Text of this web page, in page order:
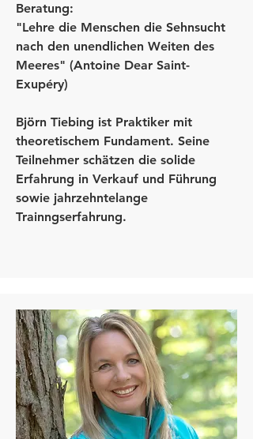
Beratung:
"Lehre die Menschen die Sehnsucht
nach den unendlichen Weiten des
Meeres" (Antoine Dear Saint-
Exupéry)
Björn Tiebing ist Praktiker mit
theoretischem Fundament. Seine
Teilnehmer schätzen die solide
Erfahrung in Verkauf und Führung
sowie jahrzehntelange
Trainngserfahrung.